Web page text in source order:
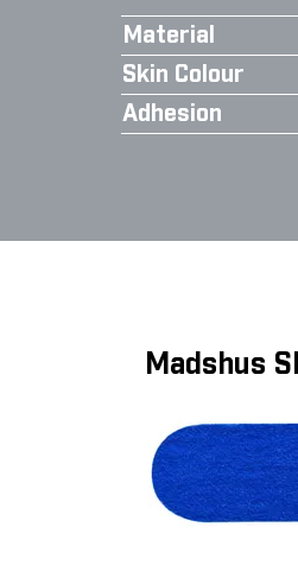
Material
Skin Colour
Adhesion
Madshus